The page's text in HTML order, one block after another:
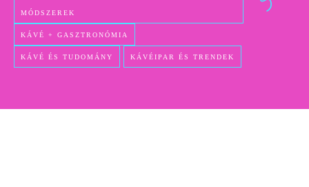
MÓDSZEREK
KÁVÉ + GASZTRONÓMIA
KÁVÉ ÉS TUDOMÁNY KÁVÉIPAR ÉS TRENDEK